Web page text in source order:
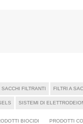
SACCHI FILTRANTI FILTRI A
SISTEMI DI
BIOCIDI PRODOTTI